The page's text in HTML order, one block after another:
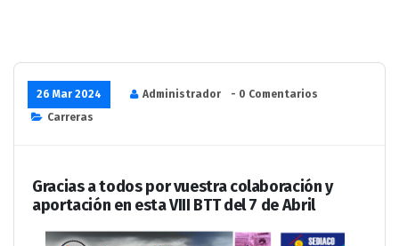
26 Mar 2024 Administrador
- 0 Comentarios
Carreras
Gracias a todos por vuestra colaboración y
aportación en esta VIII BTT del 7 de Abril